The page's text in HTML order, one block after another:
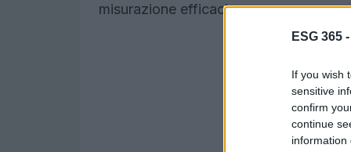
ESG 365 -
If you wish
sensitive
confirm
continue
information
misurazione efficaci.